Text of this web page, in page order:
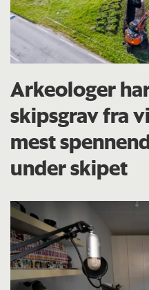
Arkeologer
skipsgrav fra
mest
under skipet